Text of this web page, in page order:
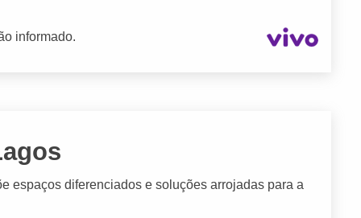
informado.
espaços diferenciados e soluções arrojadas para a